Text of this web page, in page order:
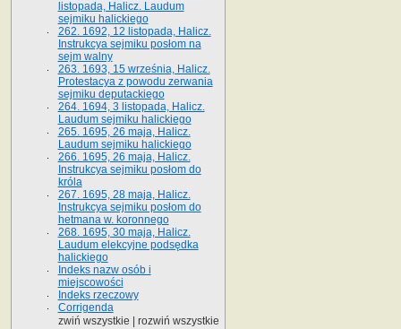
listopada, Halicz. Laudum
sejmiku halickiego
262. 1692, 12 listopada, Halicz.
Instrukcya sejmiku posłom na
sejm walny
263. 1693, 15 września, Halicz.
Protestacya z powodu zerwania
sejmiku deputackiego
264. 1694, 3 listopada, Halicz.
Laudum sejmiku halickiego
265. 1695, 26 maja, Halicz.
Laudum sejmiku halickiego
266. 1695, 26 maja, Halicz.
Instrukcya sejmiku posłom do
króla
267. 1695, 28 maja, Halicz.
Instrukcya sejmiku posłom do
hetmana w. koronnego
268. 1695, 30 maja, Halicz.
Laudum elekcyjne podsędka
halickiego
Indeks nazw osób i
miejscowości
Indeks rzeczowy
Corrigenda
zwiń wszystkie
rozwiń wszystkie